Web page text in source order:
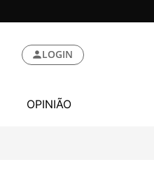
LOGIN
OPINIÃO